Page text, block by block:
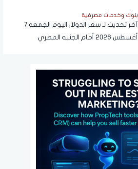
بنوك وخدمات مصرفية
آخر تحديث لـ سعر الدولار اليوم الجمعة 7
أغسطس 2026 أمام الجنيه المصري